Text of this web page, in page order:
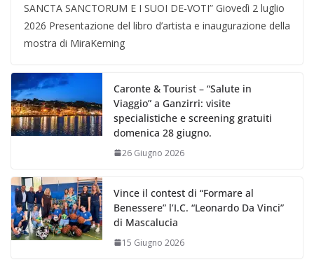
SANCTA SANCTORUM E I SUOI DE-VOTI” Giovedì 2 luglio
2026 Presentazione del libro d’artista e inaugurazione della
mostra di MiraKerning
Caronte & Tourist – “Salute in
Viaggio” a Ganzirri: visite
specialistiche e screening gratuiti
domenica 28 giugno.
26 Giugno 2026
Vince il contest di “Formare al
Benessere” l’I.C. “Leonardo Da Vinci”
di Mascalucia
15 Giugno 2026